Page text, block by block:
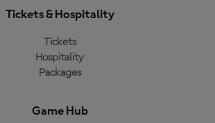
Tickets & Hospitality
Tickets
Hospitality
Packages
Game Hub